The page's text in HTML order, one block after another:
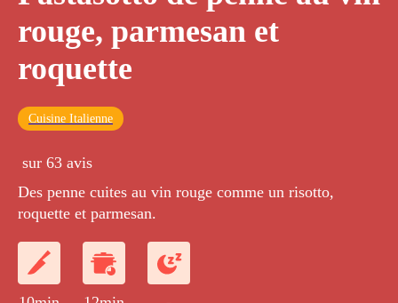
rouge, parmesan et
roquette
Cuisine Italienne
sur 63 avis
Des penne cuites au vin rouge comme un risotto,
roquette et parmesan.